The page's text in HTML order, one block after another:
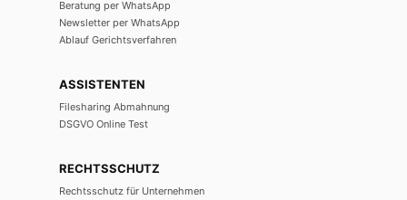
Beratung per WhatsApp
Newsletter per WhatsApp
Ablauf Gerichtsverfahren
ASSISTENTEN
Filesharing Abmahnung
DSGVO Online Test
RECHTSSCHUTZ
Rechtsschutz für Unternehmen